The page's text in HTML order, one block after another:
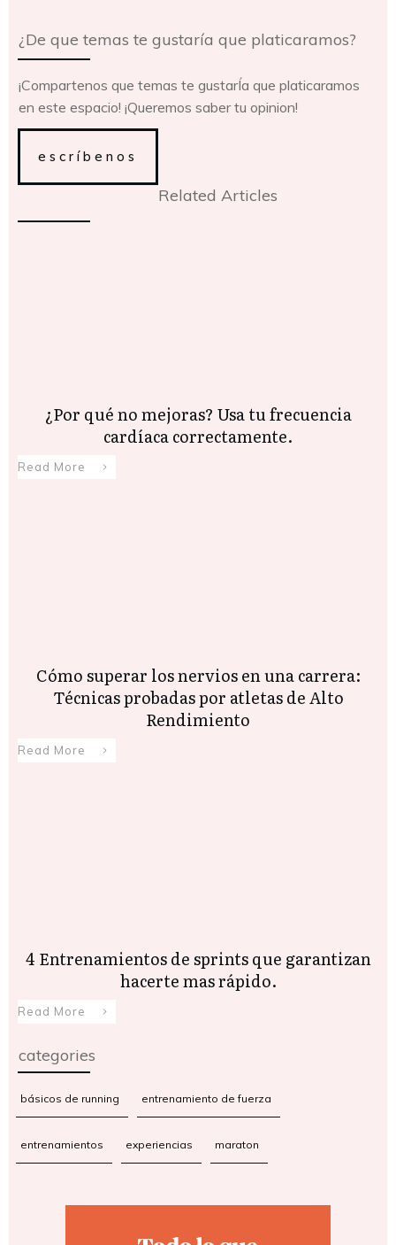
¿De que temas te gustaría que platicaramos?
¡Compartenos que temas te gustarÍa que platicaramos
en este espacio! ¡Queremos saber tu opinion!
escríbenos
Related Articles
¿Por qué no mejoras? Usa tu frecuencia
cardíaca correctamente.
Read More
Cómo superar los nervios en una carrera:
Técnicas probadas por atletas de Alto
Rendimiento
Read More
4 Entrenamientos de sprints que garantizan
hacerte mas rápido.
Read More
categories
básicos de running entrenamiento de fuerza
entrenamientos experiencias maraton